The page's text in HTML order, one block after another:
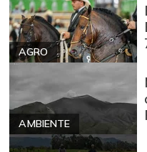
AGRO
AMBIENTE